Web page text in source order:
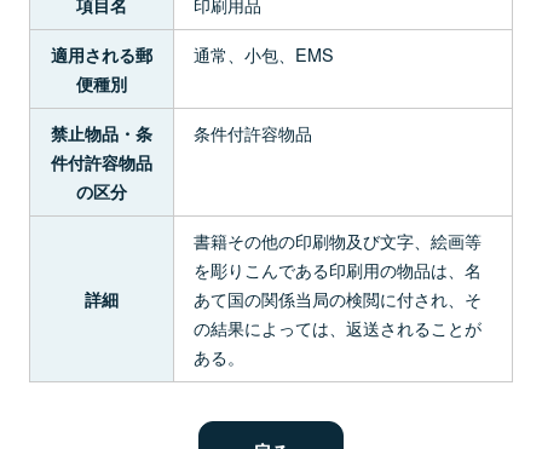
適用される郵
便種別
通常、小包、EMS
禁止物品・条
件付許容物品
の区分
条件付許容物品
詳細
書籍その他の印刷物及び文字、絵画等
を彫りこんである印刷用の物品は、名
あて国の関係当局の検閲に付され、そ
の結果によっては、返送されることが
ある。